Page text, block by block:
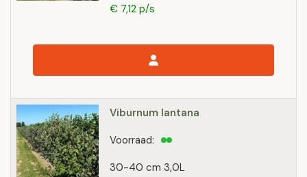
€ 7,12 p/s
Viburnum lantana
30-40 cm 3,0L
Voorraad: